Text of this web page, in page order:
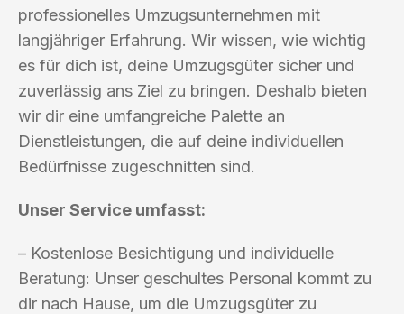
professionelles Umzugsunternehmen mit
langjähriger Erfahrung. Wir wissen, wie wichtig
es für dich ist, deine Umzugsgüter sicher und
zuverlässig ans Ziel zu bringen. Deshalb bieten
wir dir eine umfangreiche Palette an
Dienstleistungen, die auf deine individuellen
Bedürfnisse zugeschnitten sind.
Unser Service umfasst:
– Kostenlose Besichtigung und individuelle
Beratung: Unser geschultes Personal kommt zu
dir nach Hause, um die Umzugsgüter zu